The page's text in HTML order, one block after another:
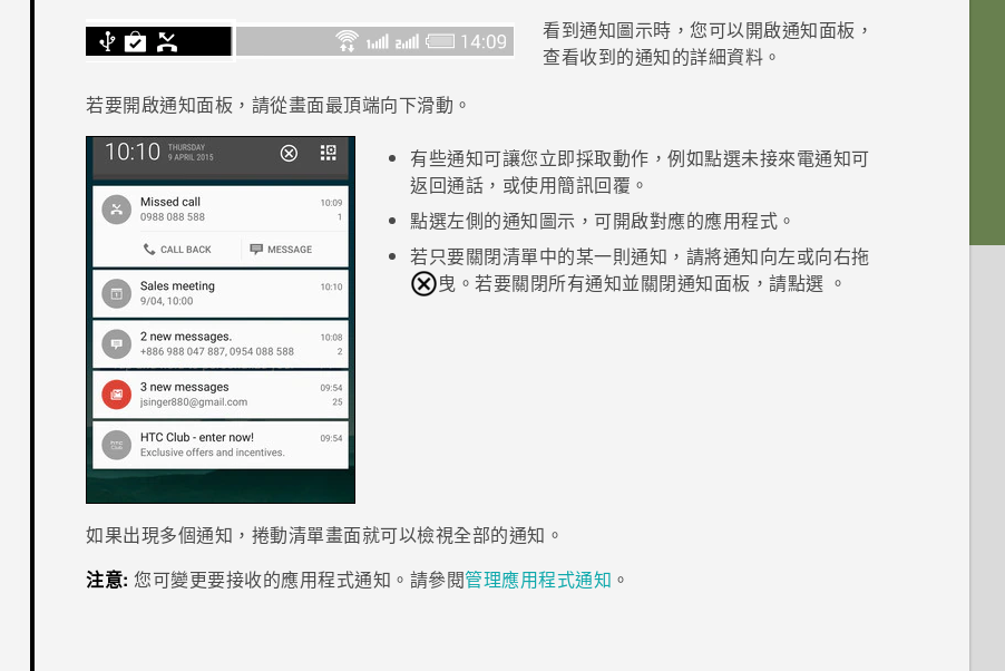
看到通知圖示時，您可以開啟通知面板，
查看收到的通知的詳細資料。
若要開啟通知面板，請從畫面最頂端向下滑動。
有些通知可讓您立即採取動作，例如點選未接來電通知可
返回通話，或使用簡訊回覆。
點選左側的通知圖示，可開啟對應的應用程式。
若只要關閉清單中的某一則通知，請將通知向左或向右拖
曳。若要關閉所有通知並關閉通知面板，請點選 。
如果出現多個通知，捲動清單畫面就可以檢視全部的通知。
注意: 您可變更要接收的應用程式通知。請參閱管理應用程式通知 。